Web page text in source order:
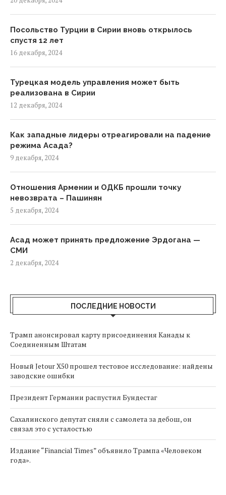
Посольство Турции в Сирии вновь открылось
спустя 12 лет
16 декабря, 2024
Турецкая модель управления может быть
реализована в Сирии
12 декабря, 2024
Как западные лидеры отреагировали на падение
режима Асада?
9 декабря, 2024
Отношения Армении и ОДКБ прошли точку
невозврата – Пашинян
5 декабря, 2024
Асад может принять предложение Эрдогана —
СМИ
2 декабря, 2024
ПОСЛЕДНИЕ НОВОСТИ
Трамп анонсировал карту присоединения Канады к
Соединенным Штатам
Новый Jetour X50 прошел тестовое исследование: найдены
заводские ошибки
Президент Германии распустил Бундестаг
Сахалинского депутат сняли с самолета за дебош, он
связал это с усталостью
Издание “Financial Times” объявило Трампа «Человеком
года».